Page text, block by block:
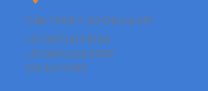
Calle 134 # 7-83 Oficina 451
+57 (601) 615 8180
+57 (601) 626 2299
318 347 0749